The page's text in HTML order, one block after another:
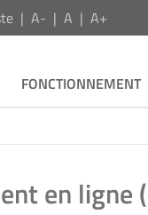
A- A A+
FONCTIONNEMENT
en ligne